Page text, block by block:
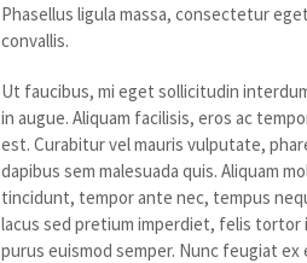
Phasellus ligula massa, consectetur
convallis.
Ut faucibus, mi eget sollicitudin
in augue. Aliquam facilisis, eros ac
est. Curabitur vel mauris vulputate,
dapibus sem malesuada quis. Aliquam
tincidunt, tempor ante nec, tempus
lacus sed pretium imperdiet, felis tortor
purus euismod semper. Nunc feugiat